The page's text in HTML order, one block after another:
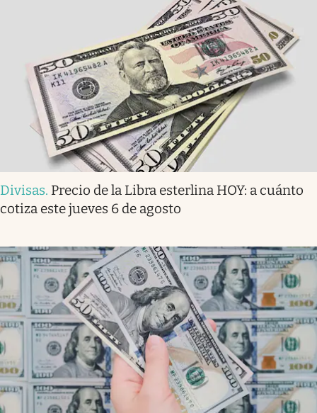
Divisas. Precio de la Libra esterlina HOY: a cuánto
cotiza este jueves 6 de agosto